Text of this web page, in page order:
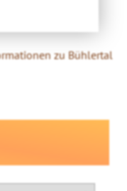
zu Bühlertal